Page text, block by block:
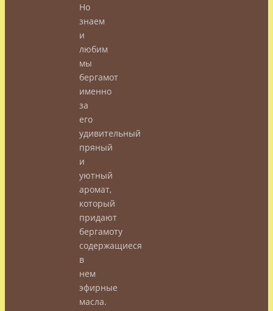
Но
знаем
и
любим
мы
бергамот
именно
за
его
удивительный
пряный
и
уютный
аромат,
который
придают
бергамоту
содержащиеся
в
нем
эфирные
масла.